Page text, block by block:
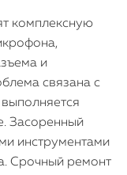
комплексную
и
связана с
Засоренный
инструментами
Срочный ремонт